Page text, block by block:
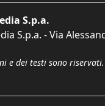
S.p.a.
S.p.a. - Via
e dei testi sono